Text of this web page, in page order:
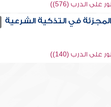
الدرب (576))
في التذكية الشرعية
الدرب (140))